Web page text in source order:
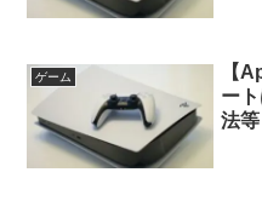
ゲーム
【
ー
法等